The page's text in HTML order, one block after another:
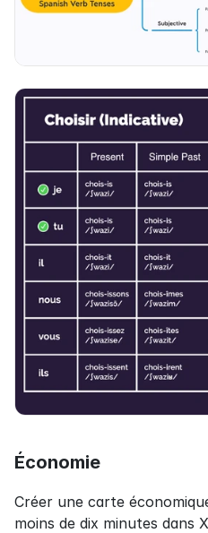
Économie
Créer une carte
moins de dix minutes dans